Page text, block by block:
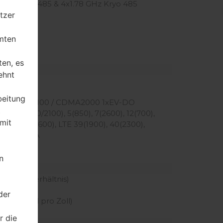
Kryo 485 & 4x1.78 GHz Kryo 485
855
1900 / 2100 / CDMA2000 1xEV-DO
4(1700/2100), 5(850), 7(2600), 12(700),
38(2600), LTE 39(1900), 40(2300),
— USA
Verhältnis)
der Pixel pro Zoll)
es
die